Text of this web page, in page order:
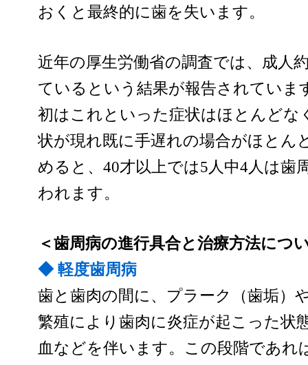
おくと最終的に歯を失います。
近年の厚生労働省の調査では、成人
ているという結果が報告されていま
初はこれといった症状はほとんどな
状が現れ既に手遅れの場合がほとん
めると、40才以上では5人中4人は歯
われます。
＜歯周病の進行具合と治療方法につ
◆ 軽度歯周病
歯と歯肉の間に、プラーク（歯垢）
繁殖により歯肉に炎症が起こった状
血などを伴います。この段階であれ